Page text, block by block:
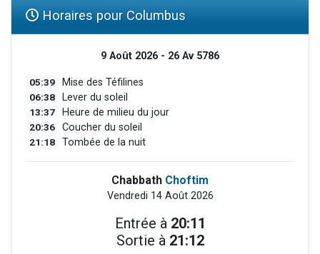
Horaires pour Columbus
9 Août 2026 - 26 Av 5786
05:39 Mise des Téfilines
06:38 Lever du soleil
13:37 Heure de milieu du jour
20:36 Coucher du soleil
21:18 Tombée de la nuit
Chabbath Choftim
Vendredi 14 Août 2026
Entrée à 20:11
Sortie à 21:12